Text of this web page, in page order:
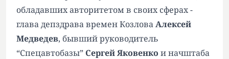
обладавших авторитетом в своих сферах -
глава депздрава времен КозловаАлексей
Медведев, бывший руководитель
“Спецавтобазы” Сергей Яковенко и начштаба